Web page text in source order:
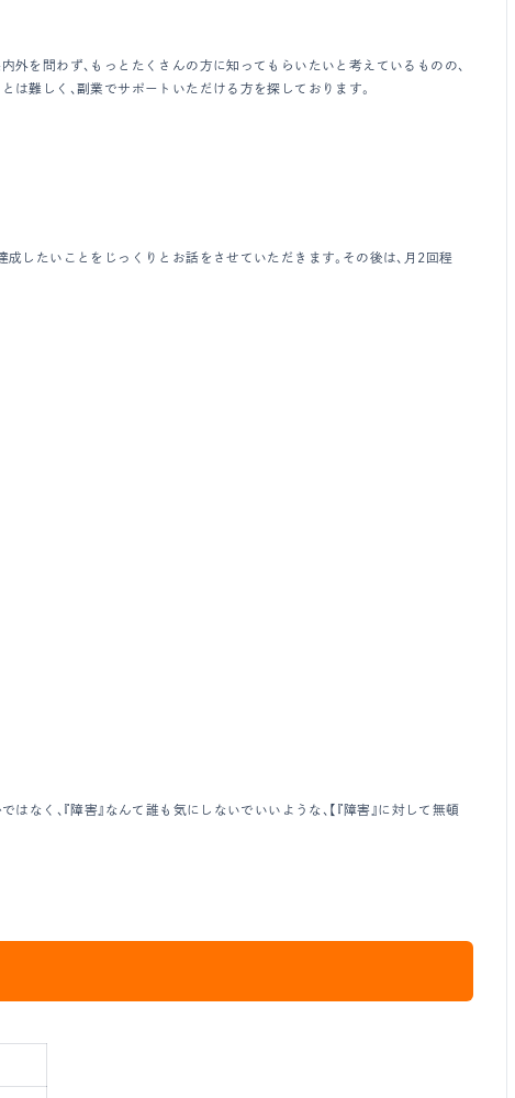
を問わず、もっとたくさんの方に知ってもらいたいと考えているものの、
難しく、副業でサポートいただける方を探しております。
したいことをじっくりとお話をさせていただきます。その後は、月2回程
く、『障害』なんて誰も気にしないでいいような、【『障害』に対して無頓